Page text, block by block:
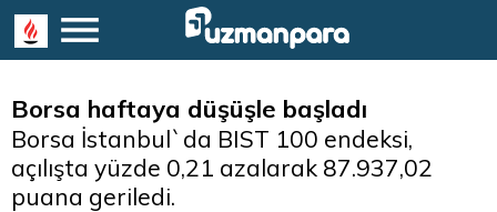
Borsa haftaya düşüşle başladı
Borsa İstanbul`da BIST 100 endeksi,
açılışta yüzde 0,21 azalarak 87.937,02
puana geriledi.